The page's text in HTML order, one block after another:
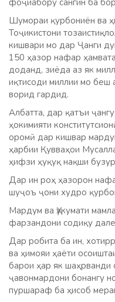
фоҷиабору сангин ба
Шумораи қурбониён ва
Тоҷикистони
кишвари мо дар Ҷанги
150 ҳазор нафар
доданд, зиёда аз як
иқтисоди миллии мо беш
ворид гардид.
Албатта, дар қатъи
ҳокимияти
оромӣ дар кишвар
ҳарбии Қувваҳои
ҳифзи ҳуқуқ нақши
Дар ин роҳ ҳазорон
шуҷоъ ҷони худро
Мардум ва Ҳукумати
фарзандони содиқу
Дар робита ба ин,
ва ҳимояи ҳаёти
барои ҳар як шаҳрванди
ҷавонмардони бонангу
пуршараф ба ҳисоб